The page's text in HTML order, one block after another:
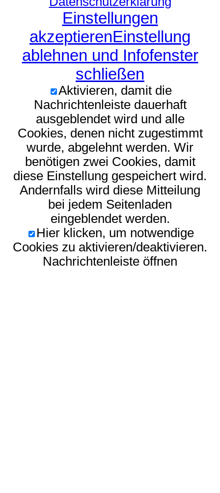
Einstellungen
akzeptierenEinstellung
ablehnen und Infofenster
schließen
Aktivieren, damit die
Nachrichtenleiste dauerhaft
ausgeblendet wird und alle
Cookies, denen nicht zugestimmt
wurde, abgelehnt werden. Wir
benötigen zwei Cookies, damit
diese Einstellung gespeichert wird.
Andernfalls wird diese Mitteilung
bei jedem Seitenladen
eingeblendet werden.
Hier klicken, um notwendige
Cookies zu aktivieren/deaktivieren.
Nachrichtenleiste öffnen